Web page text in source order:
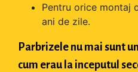
Pentru orice montaj
ani de zile.
Parbrizele nu mai sunt
cum erau la inceputul